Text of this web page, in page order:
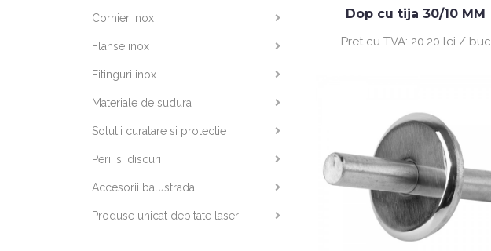
Dop cu tija 30/10 MM
Pret cu TVA: 20.20 lei / buc
Cornier inox
Flanse inox
Fitinguri inox
Materiale de sudura
Solutii curatare si protectie
Perii si discuri
Accesorii balustrada
Produse unicat debitate laser